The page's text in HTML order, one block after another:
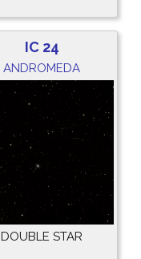
IC 24
ANDROMEDA
DOUBLE STAR